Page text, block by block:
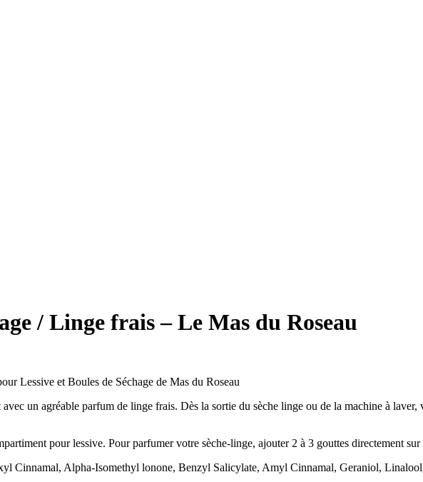
/ Linge frais – Le Mas du Roseau
Lessive et Boules de Séchage de Mas du Roseau
un agréable parfum de linge frais. Dès la sortie du sèche linge ou de la machine à
pour lessive. Pour parfumer votre sèche-linge, ajouter 2 à 3 gouttes directement sur
Cinnamal, Alpha-Isomethyl lonone, Benzyl Salicylate, Amyl Cinnamal, Geraniol,